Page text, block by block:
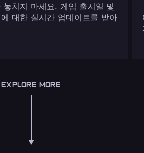
놓치지 마세요. 게임 출시일 및
대한 실시간 업데이트를 받아
EXPLORE MORE